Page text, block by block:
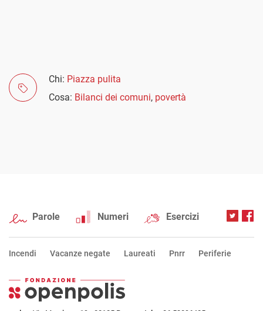
Chi: Piazza pulita
Cosa: Bilanci dei comuni, povertà
Parole Numeri Esercizi
Incendi Vacanze negate Laureati Pnrr Periferie